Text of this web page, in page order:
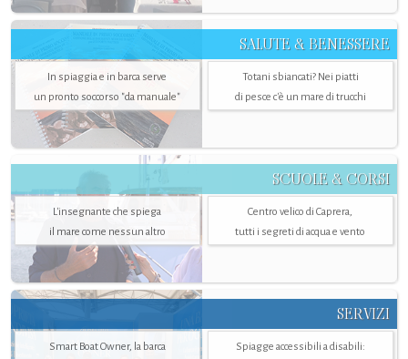
SALUTE & BENESSERE
In spiaggia e in barca serve
un pronto soccorso "da manuale"
Totani sbiancati? Nei piatti
di pesce c'è un mare di trucchi
SCUOLE & CORSI
L'insegnante che spiega
il mare come nessun altro
Centro velico di Caprera,
tutti i segreti di acqua e vento
SERVIZI
Smart Boat Owner, la barca Spiagge accessibili a disabili: